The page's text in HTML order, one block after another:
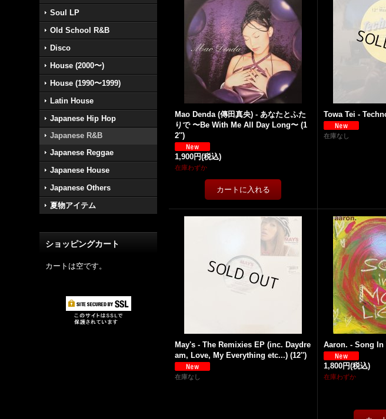
Soul LP
Old School R&B
Disco
House (2000〜)
House (1990〜1999)
Latin House
Japanese Hip Hop
Japanese R&B
Japanese Reggae
Japanese House
Japanese Others
夏物アイテム
ショッピングカート
カートは空です。
Mao Denda (傳田真央) - あなたとふた
りで 〜Be With Me All Day Long〜 (1
2'')
1,900円(税込)
在庫わずか
Towa Tei -
在庫なし
May's - The Remixies EP (inc. Daydre
am, Love, My Everything etc...) (12'')
在庫なし
Aaron. - Song
1,800円(税込)
在庫わずか